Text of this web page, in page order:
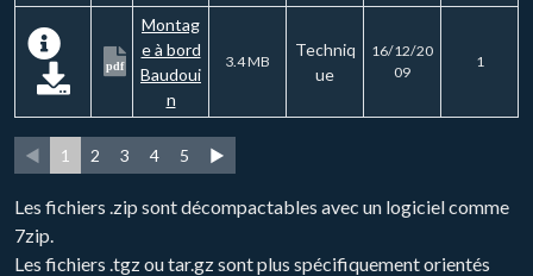
pdf
Montag
e à bord
Baudoui
n
3.4 MB
Techniq
ue
16/12/20
09
1
◄ 1 2 3 4 5 ►
Les fichiers .zip sont décompactables avec un logiciel comme
7zip.
Les fichiers .tgz ou tar.gz sont plus spécifiquement orientés